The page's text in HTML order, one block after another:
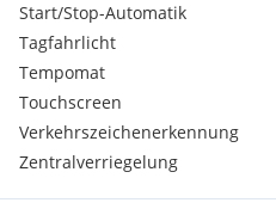
Start/Stop-Automatik
Tagfahrlicht
Tempomat
Touchscreen
Verkehrszeichenerkennung
Zentralverriegelung